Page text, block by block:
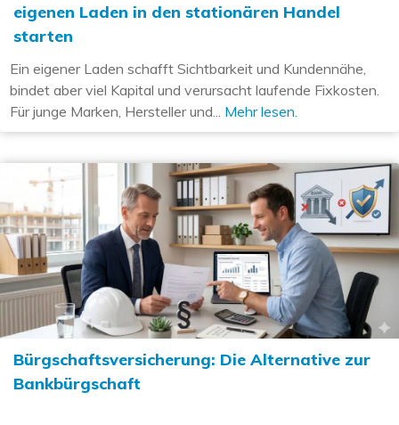
eigenen Laden in den stationären Handel
starten
Ein eigener Laden schafft Sichtbarkeit und Kundennähe,
bindet aber viel Kapital und verursacht laufende Fixkosten.
Für junge Marken, Hersteller und... Mehr lesen.
Bürgschaftsversicherung: Die Alternative zur
Bankbürgschaft